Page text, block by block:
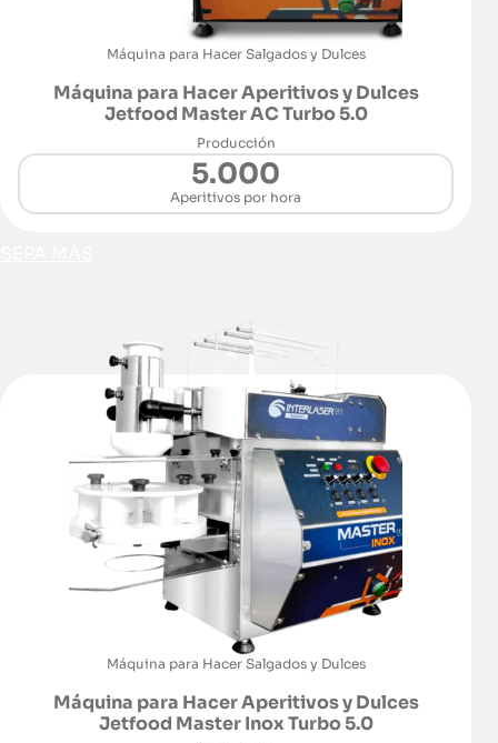
Máquina para Hacer Salgados y Dulces
Máquina para Hacer Aperitivos y Dulces
Jetfood Master AC Turbo 5.0
Producción
5.000
Aperitivos por hora
Máquina para Hacer Salgados y Dulces
Máquina para Hacer Aperitivos y Dulces
Jetfood Master Inox Turbo 5.0